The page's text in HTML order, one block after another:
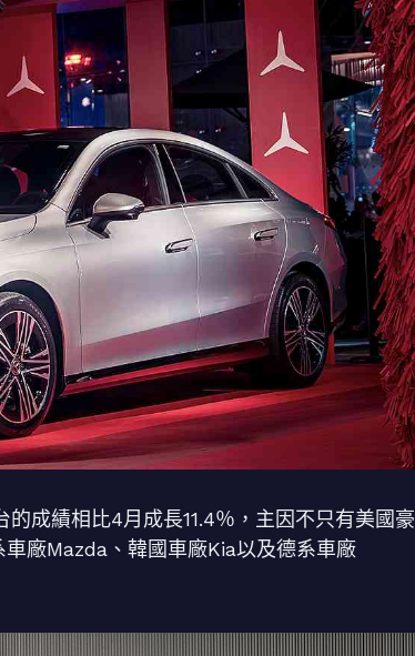
成績相比4月成長11.4％，主因不只有美國豪
廠Mazda、韓國車廠Kia以及德系車廠